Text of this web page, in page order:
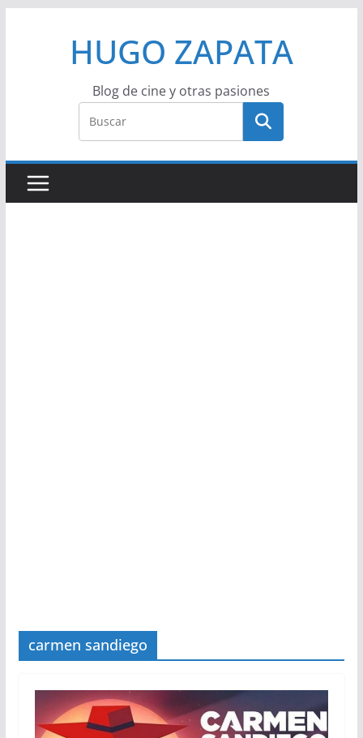
HUGO ZAPATA
Blog de cine y otras pasiones
carmen sandiego